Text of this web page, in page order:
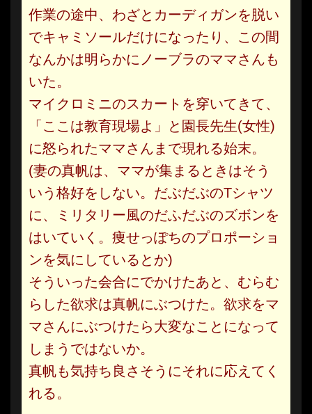
作業の途中、わざとカーディガンを脱い
でキャミソールだけになったり、この間
なんかは明らかにノーブラのママさんも
いた。
マイクロミニのスカートを穿いてきて、
「ここは教育現場よ」と園長先生(女性)
に怒られたママさんまで現れる始末。
(妻の真帆は、ママが集まるときはそう
いう格好をしない。だぶだぶのTシャツ
に、ミリタリー風のだふだぶのズボンを
はいていく。痩せっぽちのプロポーショ
ンを気にしているとか)
そういった会合にでかけたあと、むらむ
らした欲求は真帆にぶつけた。欲求をマ
マさんにぶつけたら大変なことになって
しまうではないか。
真帆も気持ち良さそうにそれに応えてく
れる。